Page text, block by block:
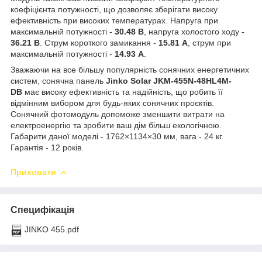
коефіцієнта потужності, що дозволяє зберігати високу
ефективність при високих температурах. Напруга при
максимальній потужності - 30.48 В , напруга холостого ходу -
36.21 В . Струм короткого замикання - 15.81 А , струм при
максимальній потужності - 14.93 А
Зважаючи на все більшу популярність сонячних енергетичних
систем, сонячна панель Jinko Solar JKM-455N-48HL4M-
DB має високу ефективність та надійність, що робить її
відмінним вибором для будь-яких сонячних проєктів.
Сонячний фотомодуль допоможе зменшити витрати на
електроенергію та зробити ваш дім більш екологічною.
Габарити даної моделі - 1762×1134×30 мм, вага - 24 кг.
Гарантія - 12 років.
Приховати
Специфікація
JINKO 455.pdf